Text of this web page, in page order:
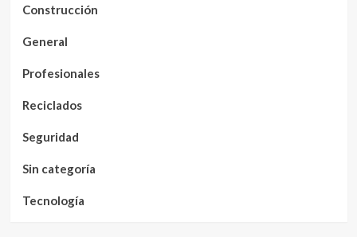
Construcción
General
Profesionales
Reciclados
Seguridad
Sin categoría
Tecnología